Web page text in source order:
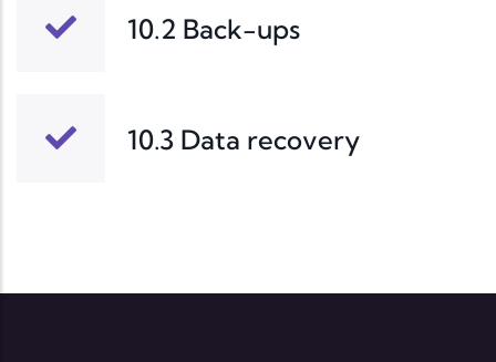
10.2 Back-ups
10.3 Data recovery